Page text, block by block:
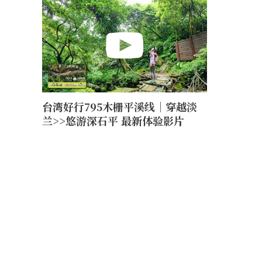
台湾好行795木栅平溪线｜穿越淡
兰>>悠游深石平 最新体验影片